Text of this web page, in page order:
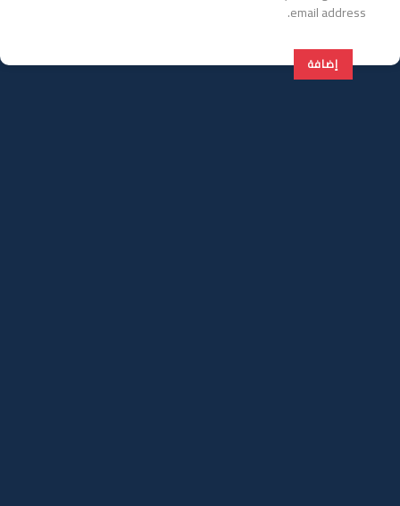
email address.